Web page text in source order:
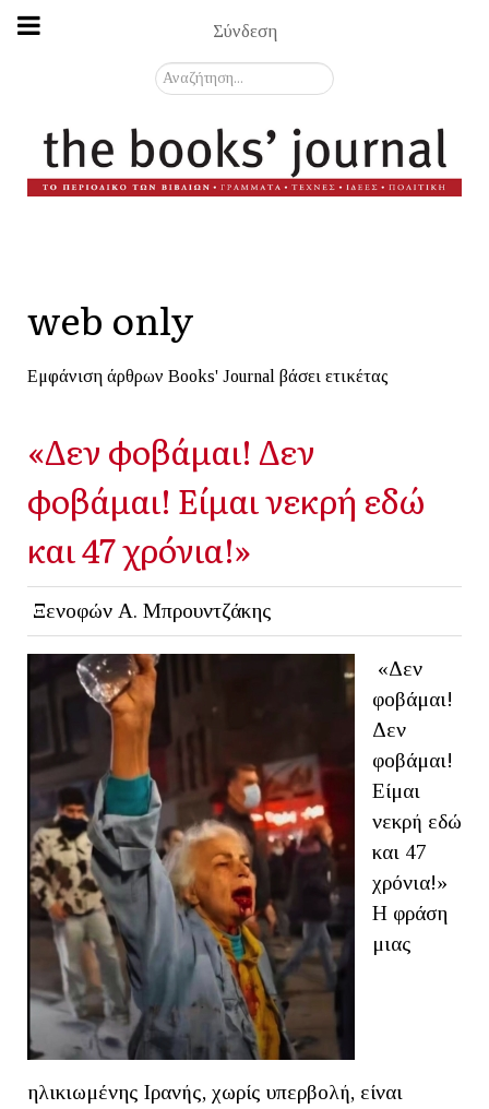
Σύνδεση
Αναζήτηση...
web only
Εμφάνιση άρθρων Books' Journal βάσει ετικέτας
«Δεν φοβάμαι! Δεν
φοβάμαι! Είμαι νεκρή εδώ
και 47 χρόνια!»
Ξενοφών Α. Μπρουντζάκης
«Δεν
φοβάμαι!
Δεν
φοβάμαι!
Είμαι
νεκρή εδώ
και 47
χρόνια!»
Η φράση
μιας
ηλικιωμένης Ιρανής, χωρίς υπερβολή, είναι